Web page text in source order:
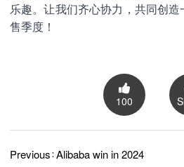
乐趣。让我们齐心协力，共同创
售季度！
100
Previous： Alibaba win in 2024